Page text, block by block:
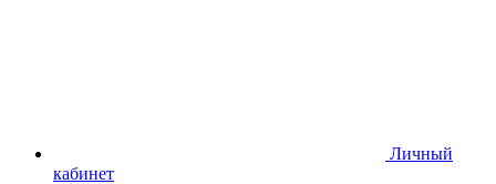
Личный
кабинет